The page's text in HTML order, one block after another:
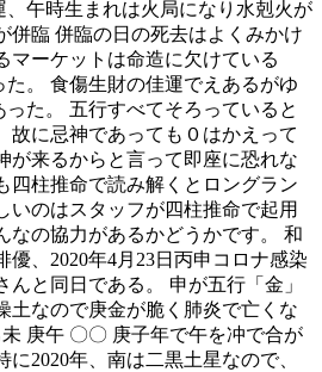
、午時生まれは火局になり水剋火が
併臨 併臨の日の死去はよくみかけ
マーケットは命造に欠けている
。 食傷生財の佳運でえあるがゆ
た。 五行すべてそろっていると
故に忌神であっても０はかえって
が来るからと言って即座に恐れな
四柱推命で読み解くとロングラン
いのはスタッフが四柱推命で起用
なの協力があるかどうかです。 和
優、2020年4月23日丙申コロナ感染
と同日である。 申が五行「金」
土なので庚金が脆く肺炎で亡くな
庚午 〇〇 庚子年で午を冲で合が
2020年、南は二黒土星なので、